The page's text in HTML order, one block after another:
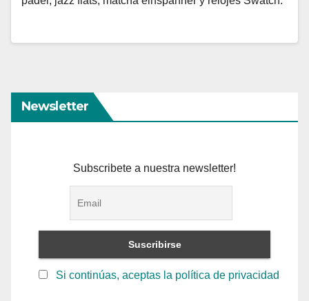
Newsletter
Subscribete a nuestra newsletter!
Si continúas, aceptas la política de privacidad